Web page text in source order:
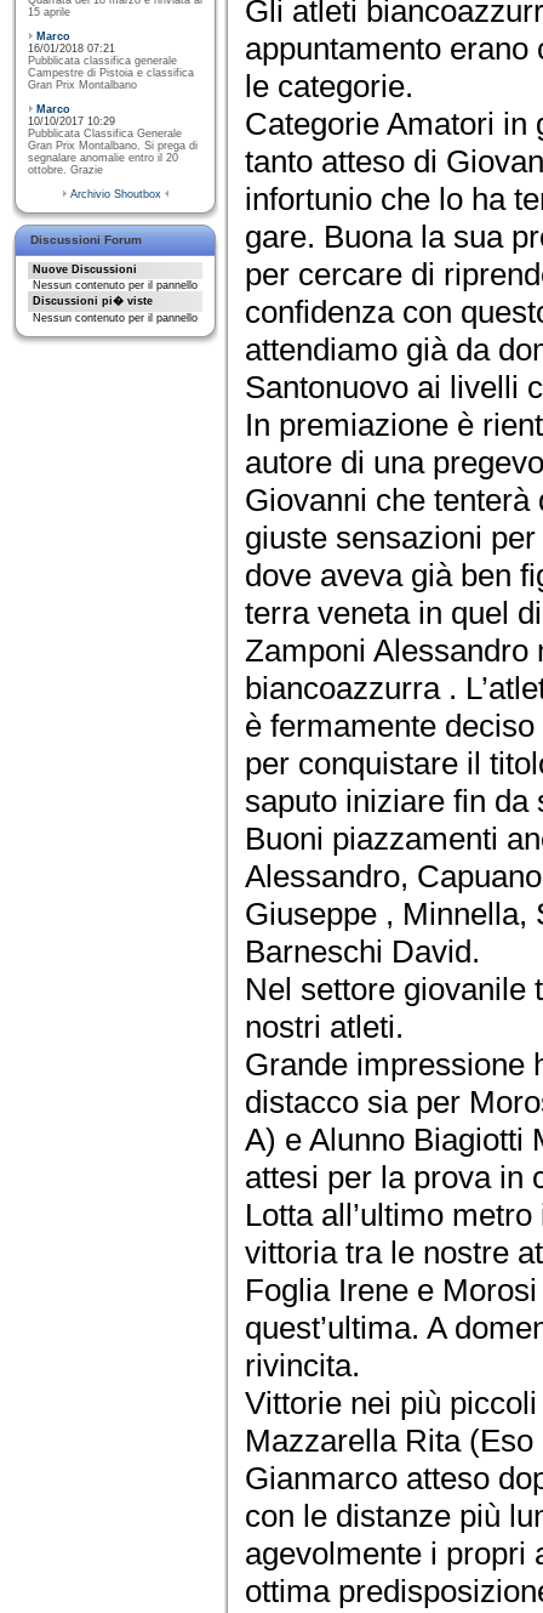
15 aprile
Marco
16/01/2018 07:21
Pubblicata classifica generale
Campestre di Pistoia e classifica
Gran Prix Montalbano
Marco
10/10/2017 10:29
Pubblicata Classifica Generale
Gran Prix Montalbano. Si prega di
segnalare anomalie entro il 20
ottobre. Grazie
Archivio Shoutbox
Discussioni Forum
Nuove Discussioni
Nessun contenuto per il pannello
Discussioni pi� viste
Nessun contenuto per il pannello
Gli atleti
appuntamento
le categorie.
Categorie Amatori in
tanto atteso di
infortunio che lo ha
gare. Buona la sua
per cercare di
confidenza con
attendiamo già da
Santonuovo ai livelli
In premiazione è
autore di una
Giovanni che tenterà
giuste sensazioni
dove aveva già ben
terra veneta in quel
Zamponi Alessandro
biancoazzurra .
è fermamente
per conquistare il
saputo iniziare fin da
Buoni piazzamenti
Alessandro,
Giuseppe , Minnella,
Barneschi David.
Nel settore giovanile
nostri atleti.
Grande impressione
distacco sia per
A) e Alunno Biagiotti
attesi per la prova in
Lotta all’ultimo
vittoria tra le nostre
Foglia Irene e
quest’ultima. A
rivincita.
Vittorie nei più
Mazzarella Rita
Gianmarco atteso
con le distanze più
agevolmente i propri
ottima